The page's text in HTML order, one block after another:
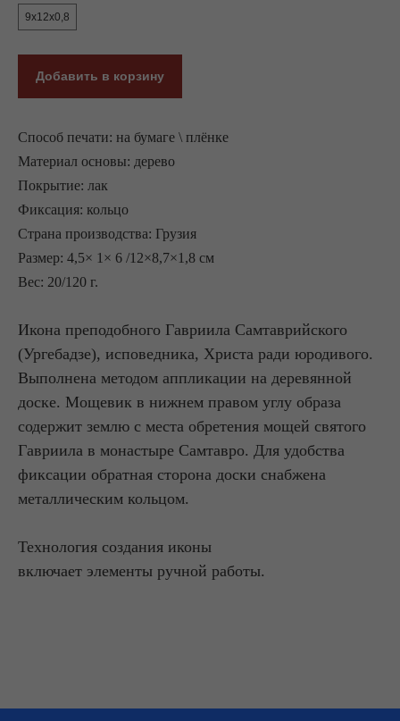
9x12x0,8
Добавить в корзину
Способ печати: на бумаге \ плёнке
Материал основы: дерево
Покрытие: лак
Фиксация: кольцо
Страна производства: Грузия
Размер: 4,5× 1× 6 /12×8,7×1,8 см
Вес: 20/120 г.
Икона преподобного Гавриила Самтаврийского
(Ургебадзе), исповедника, Христа ради юродивого.
Выполнена методом аппликации на деревянной
доске. Мощевик в нижнем правом углу образа
содержит землю с места обретения мощей святого
Гавриила в монастыре Самтавро. Для удобства
фиксации обратная сторона доски снабжена
металлическим кольцом.
Технология создания иконы
включает элементы ручной работы.